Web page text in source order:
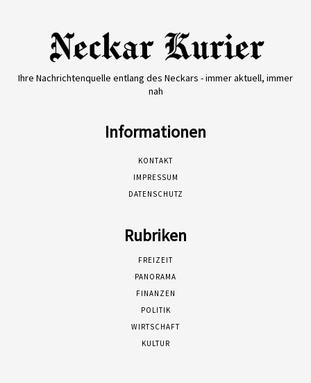
Ihre Nachrichtenquelle entlang des Neckars - immer aktuell, immer
nah
Informationen
KONTAKT
IMPRESSUM
DATENSCHUTZ
Rubriken
FREIZEIT
PANORAMA
FINANZEN
POLITIK
WIRTSCHAFT
KULTUR